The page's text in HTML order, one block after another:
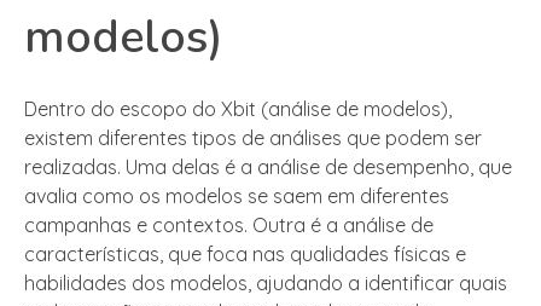
modelos)
Dentro do escopo do Xbit (análise de modelos),
existem diferentes tipos de análises que podem ser
realizadas. Uma delas é a análise de desempenho, que
avalia como os modelos se saem em diferentes
campanhas e contextos. Outra é a análise de
características, que foca nas qualidades físicas e
habilidades dos modelos, ajudando a identificar quais